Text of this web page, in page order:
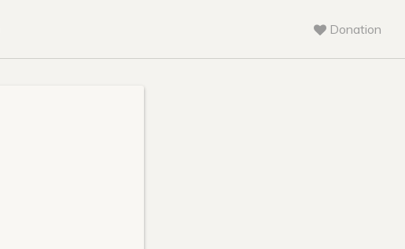
Donation